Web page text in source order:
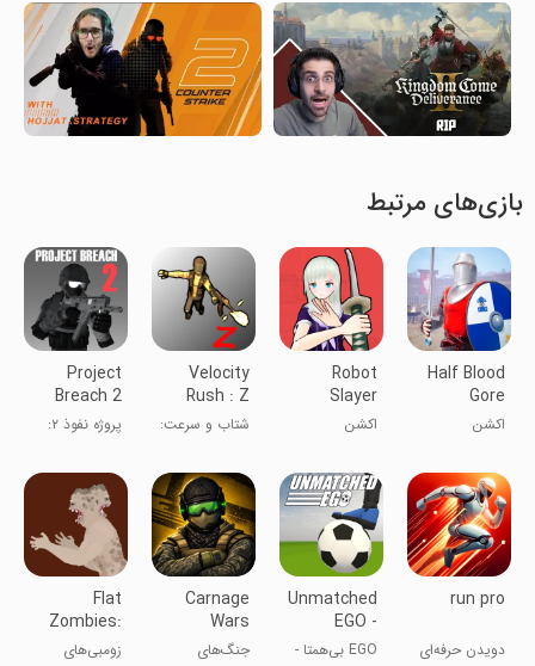
بازی‌های مرتبط
Half Blood
Gore
Combat
اکشن
Robot
Slayer
Online
اکشن
Velocity
Rush : Z
شتاب و سرعت:
Project
Breach 2
CO-OP CQB
FPS
پروژه نفوذ ۲:
CQB FPS
run pro
دویدن حرفه‌ای
Unmatched
EGO -
SoccerEGO بی‌همتا -
Carnage
Wars
جنگ‌های
Flat
Zombies:
Defense&Cleanup
زومبی‌های